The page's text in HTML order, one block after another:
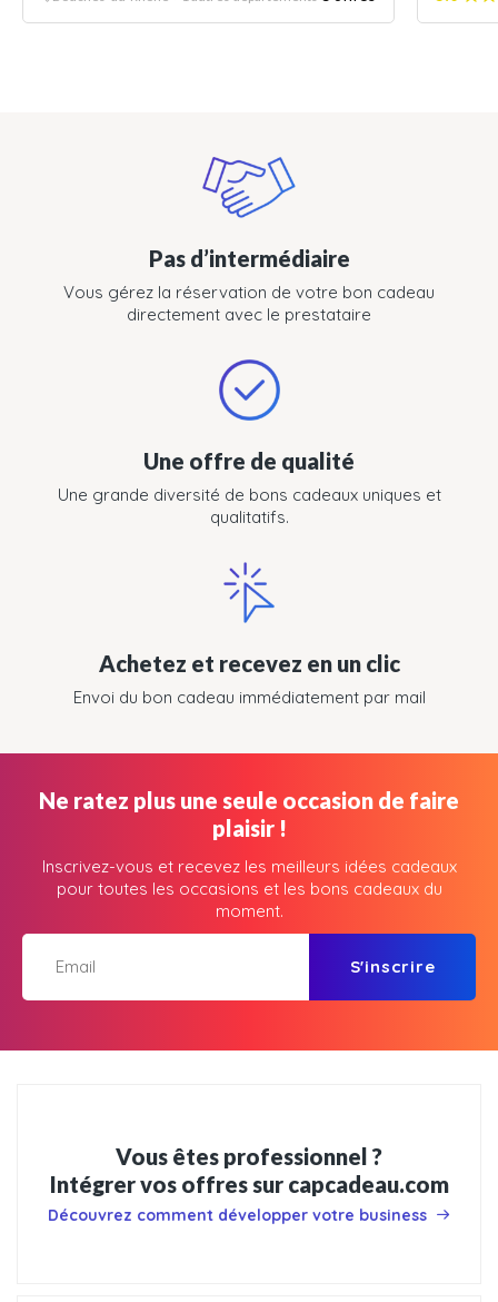
Pas d’intermédiaire
Vous gérez la réservation de votre bon cadeau
directement avec le prestataire
Une offre de qualité
Une grande diversité de bons cadeaux uniques et
qualitatifs.
Achetez et recevez en un clic
Envoi du bon cadeau immédiatement par mail
Ne ratez plus une seule occasion de faire
plaisir !
Inscrivez-vous et recevez les meilleurs idées cadeaux
pour toutes les occasions et les bons cadeaux du
moment.
S'inscrire
Vous êtes professionnel ?
Intégrer vos offres sur capcadeau.com
Découvrez comment développer votre business